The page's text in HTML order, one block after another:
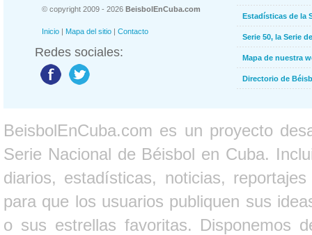
© copyright 2009 - 2026 BeisbolEnCuba.com
Inicio | Mapa del sitio | Contacto
Redes sociales:
Estadísticas de la
Serie 50, la Serie
Mapa de nuestra
Directorio de
BeisbolEnCuba.com es un proyecto
Serie Nacional de Béisbol en Cuba.
diarios, estadísticas, noticias,
para que los usuarios publiquen sus
o sus estrellas favoritas. Disponemos